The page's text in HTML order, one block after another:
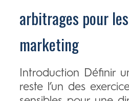
arbitrages pour
marketing
Introduction Définir
reste l’un des